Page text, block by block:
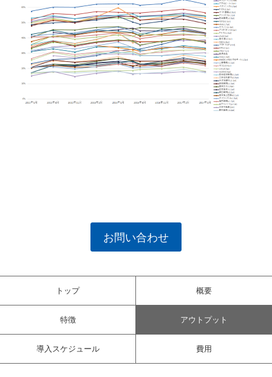
お問い合わせ
トップ 概要
特徴 アウトプット
導入スケジュール 費用